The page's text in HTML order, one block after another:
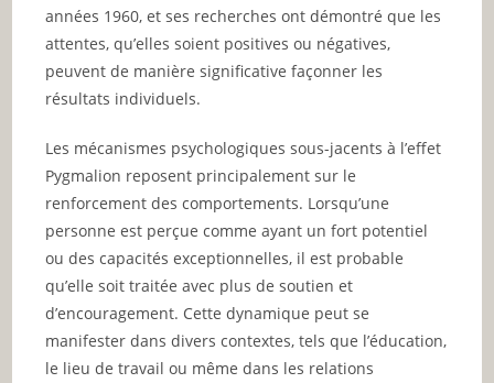
années 1960, et ses recherches ont démontré que les
attentes, qu’elles soient positives ou négatives,
peuvent de manière significative façonner les
résultats individuels.
Les mécanismes psychologiques sous-jacents à l’effet
Pygmalion reposent principalement sur le
renforcement des comportements. Lorsqu’une
personne est perçue comme ayant un fort potentiel
ou des capacités exceptionnelles, il est probable
qu’elle soit traitée avec plus de soutien et
d’encouragement. Cette dynamique peut se
manifester dans divers contextes, tels que l’éducation,
le lieu de travail ou même dans les relations